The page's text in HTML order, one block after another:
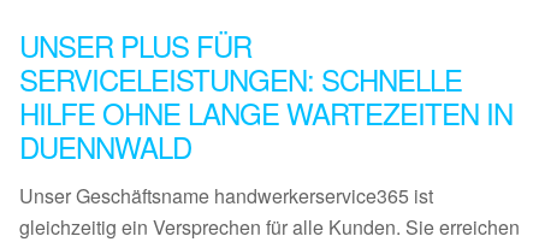
UNSER PLUS FÜR
SERVICELEISTUNGEN: SCHNELLE
HILFE OHNE LANGE WARTEZEITEN IN
DUENNWALD
Unser Geschäftsname handwerkerservice365 ist
gleichzeitig ein Versprechen für alle Kunden. Sie erreichen